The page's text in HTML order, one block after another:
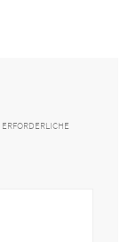
ERFORDERLICHE